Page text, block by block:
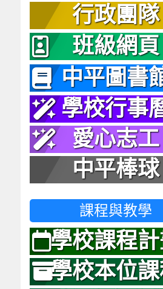
行政團隊
班級網頁
中平圖書
學校行事
愛心志工
中平棒球
課程與教學
學校課程
學校本位